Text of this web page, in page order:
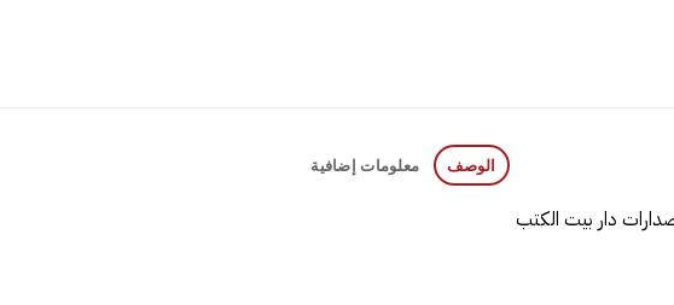
الوصف معلومات إضافية
دار بيت الكتب